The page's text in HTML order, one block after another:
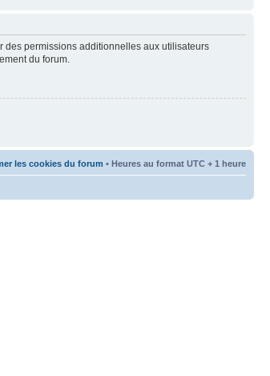
des permissions additionnelles aux utilisateurs
du forum.
les cookies du forum • Heures au format UTC + 1 heure